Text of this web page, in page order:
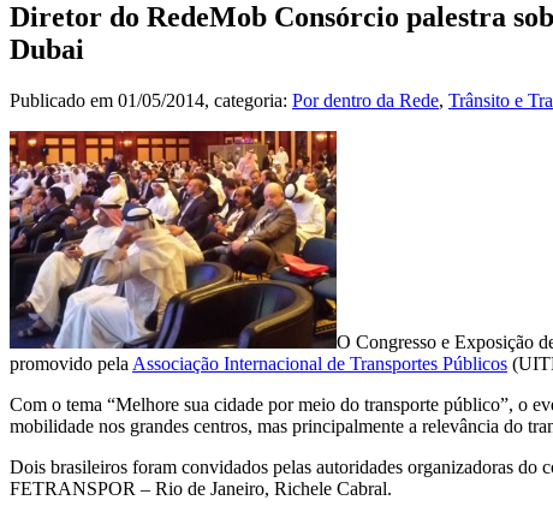
Diretor do RedeMob Consórcio palestra
Dubai
Publicado em 01/05/2014, categoria: Por dentro da Rede, Trânsito e
O Congresso e Exposição
promovido pela Associação Internacional de Transportes Públicos
Com o tema “Melhore sua cidade por meio do transporte público”, o
mobilidade nos grandes centros, mas principalmente a relevância do
Dois brasileiros foram convidados pelas autoridades organizadoras
FETRANSPOR – Rio de Janeiro, Richele Cabral.